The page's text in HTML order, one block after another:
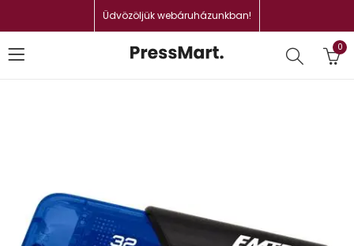
Üdvözöljük webáruházunkban!
0